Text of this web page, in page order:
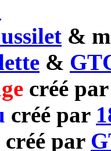
&
&
créé
créé par
créé par